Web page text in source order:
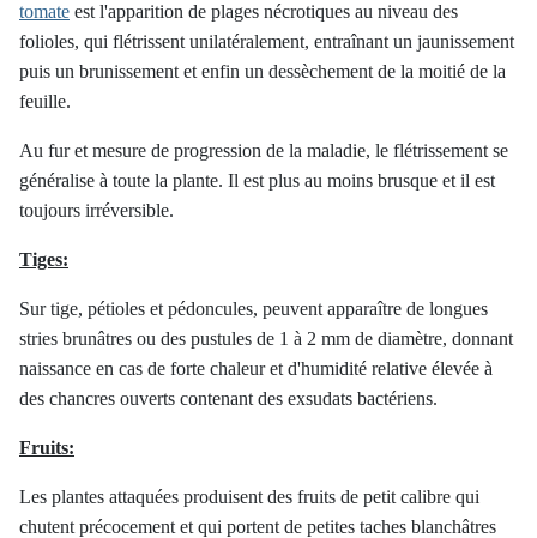
tomate est l'apparition de plages nécrotiques au niveau des
folioles, qui flétrissent unilatéralement, entraînant un jaunissement
puis un brunissement et enfin un dessèchement de la moitié de la
feuille.
Au fur et mesure de progression de la maladie, le flétrissement se
généralise à toute la plante. Il est plus au moins brusque et il est
toujours irréversible.
Tiges:
Sur tige, pétioles et pédoncules, peuvent apparaître de longues
stries brunâtres ou des pustules de 1 à 2 mm de diamètre, donnant
naissance en cas de forte chaleur et d'humidité relative élevée à
des chancres ouverts contenant des exsudats bactériens.
Fruits:
Les plantes attaquées produisent des fruits de petit calibre qui
chutent précocement et qui portent de petites taches blanchâtres